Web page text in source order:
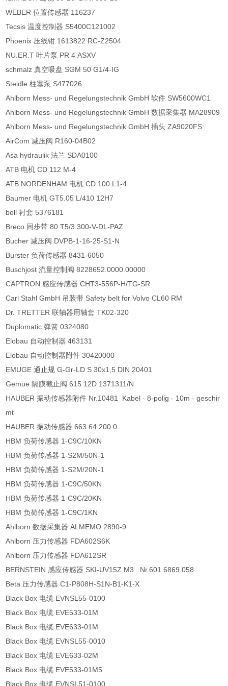
WEBER 位置传感器 116237
Tecsis 温度控制器 S5400C121002
Phoenix 压线钳 1613822 RC-Z2504
NU.ER.T 叶片泵 PR 4 ASXV
schmalz 真空吸盘 SGM 50 G1/4-IG
Steidle 柱塞泵 S477026
Ahlborn Mess- und Regelungstechnik GmbH 软件 SW5600WC1
Ahlborn Mess- und Regelungstechnik GmbH 数据采集器 MA28909
Ahlborn Mess- und Regelungstechnik GmbH 插头 ZA9020FS
AirCom 减压阀 R160-04B02
Asa hydraulik 法兰 SDA0100
ATB 电机 CD 112 M-4
ATB NORDENHAM 电机 CD 100 L1-4
Baumer 电机 GT5.05 L/410 12H7
boll 衬套 5376181
Breco 同步带 80 T5/3.300-V-DL-PAZ
Bucher 减压阀 DVPB-1-16-25-S1-N
Burster 负荷传感器 8431-6050
Buschjost 流量控制阀 8228652.0000.00000
CAPTRON 感应传感器 CHT3-556P-H/TG-SR
Carl Stahl GmbH 吊装带 Safety belt for Volvo CL60 RM
Dr. TRETTER 联轴器用轴套 TK02-320
Duplomatic 弹簧 0324080
Elobau 自动控制器 463131
Elobau 自动控制器附件 30420000
EMUGE 通止规 G-Gr-LD S 30x1,5 DIN 20401
Gemue 隔膜截止阀 615 12D 1371311/N
HAUBER 振动传感器附件 Nr.10481 Kabel - 8-polig - 10m - geschir
mt
HAUBER 振动传感器 663.64.200.0
HBM 负荷传感器 1-C9C/10KN
HBM 负荷传感器 1-S2M/50N-1
HBM 负荷传感器 1-S2M/20N-1
HBM 负荷传感器 1-C9C/50KN
HBM 负荷传感器 1-C9C/20KN
HBM 负荷传感器 1-C9C/1KN
Ahlborn 数据采集器 ALMEMO 2890-9
Ahlborn 压力传感器 FDA602S6K
Ahlborn 压力传感器 FDA612SR
BERNSTEIN 感应传感器 SKI-UV15Z M3 Nr.601.6869.058
Beta 压力传感器 C1-P808H-S1N-B1-K1-X
Black Box 电缆 EVNSL55-0100
Black Box 电缆 EVE533-01M
Black Box 电缆 EVE633-01M
Black Box 电缆 EVNSL55-0010
Black Box 电缆 EVE633-02M
Black Box 电缆 EVE533-01M5
Black Box 电缆 EVNSL51-0100